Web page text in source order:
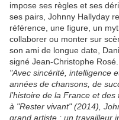
impose ses règles et ses
ses pairs, Johnny Hallyday
référence, une figure, un
collaborer ou monter sur
son ami de longue date,
signé Jean-Christophe
"Avec sincérité, intelligence
années de chansons, de
l’histoire de la France et
à "Rester vivant" (2014),
grand artiste : un travailleur